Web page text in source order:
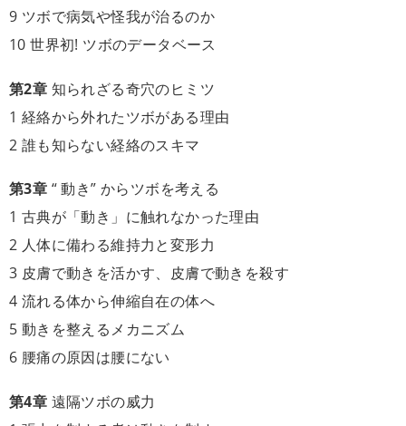
9 ツボで病気や怪我が治るのか
10 世界初! ツボのデータベース
第2章 知られざる奇穴のヒミツ
1 経絡から外れたツボがある理由
2 誰も知らない経絡のスキマ
第3章 “ 動き” からツボを考える
1 古典が「動き」に触れなかった理由
2 人体に備わる維持力と変形力
3 皮膚で動きを活かす、皮膚で動きを殺す
4 流れる体から伸縮自在の体へ
5 動きを整えるメカニズム
6 腰痛の原因は腰にない
第4章 遠隔ツボの威力